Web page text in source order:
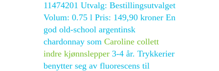
11474201 Utvalg: Bestillingsutvalget
Volum: 0.75 l Pris: 149,90 kroner En
god old-school argentinsk
chardonnay som Caroline collett
indre kjønnslepper 3-4 år. Trykkerier
benytter seg av fluorescens til